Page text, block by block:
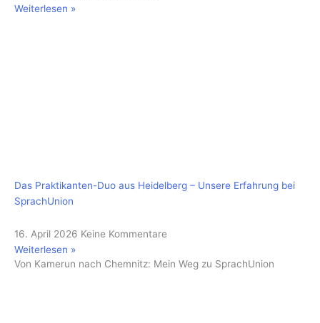
Weiterlesen »
Das Praktikanten-Duo aus Heidelberg – Unsere Erfahrung bei
SprachUnion
16. April 2026 Keine Kommentare
Weiterlesen »
Von Kamerun nach Chemnitz: Mein Weg zu SprachUnion